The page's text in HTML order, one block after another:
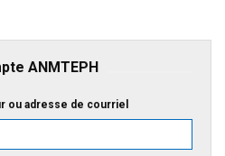
ANMTEPH
ou adresse de courriel